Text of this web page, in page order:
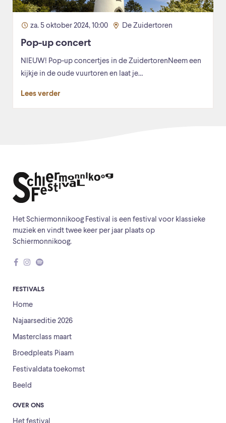
za. 5 oktober 2024, 10:00 De Zuidertoren
Pop-up concert
NIEUW! Pop-up concertjes in de ZuidertorenNeem een
kijkje in de oude vuurtoren en laat je…
Lees verder
Het Schiermonnikoog Festival is een festival voor klassieke
muziek en vindt twee keer per jaar plaats op
Schiermonnikoog.
FESTIVALS
Home
Najaarseditie 2026
Masterclass maart
Broedpleats Piaam
Festivaldata toekomst
Beeld
OVER ONS